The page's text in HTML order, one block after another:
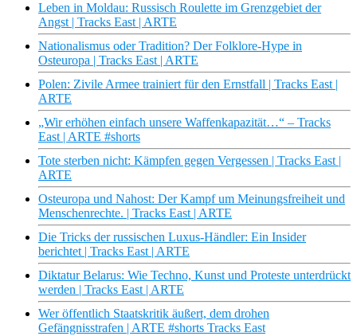
Leben in Moldau: Russisch Roulette im Grenzgebiet der
Angst | Tracks East | ARTE
Nationalismus oder Tradition? Der Folklore-Hype in
Osteuropa | Tracks East | ARTE
Polen: Zivile Armee trainiert für den Ernstfall | Tracks East |
ARTE
„Wir erhöhen einfach unsere Waffenkapazität…“ – Tracks
East | ARTE #shorts
Tote sterben nicht: Kämpfen gegen Vergessen | Tracks East |
ARTE
Osteuropa und Nahost: Der Kampf um Meinungsfreiheit und
Menschenrechte. | Tracks East | ARTE
Die Tricks der russischen Luxus-Händler: Ein Insider
berichtet | Tracks East | ARTE
Diktatur Belarus: Wie Techno, Kunst und Proteste unterdrückt
werden | Tracks East | ARTE
Wer öffentlich Staatskritik äußert, dem drohen
Gefängnisstrafen | ARTE #shorts Tracks East